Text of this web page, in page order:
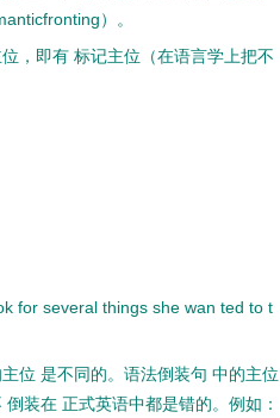
）。
，即有 标记主位（在语言学上把不
for several things she wan ted to t
位 是不同的。语法倒装句 中的主位
装在 正式英语中都是错的。例如：